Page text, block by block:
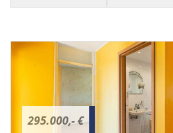
295.000,- €